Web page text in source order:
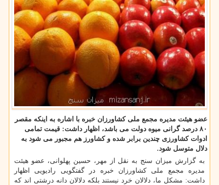
عضو هیئت مدیره مجمع ملی کشاورزان خبره با اشاره به اینکه مقصر
۸۰ درصد گرانی میوه دولت می باشد، اظهار داشت: قیمت تمامی
ادوات کشاورزی چندین برابر شده و کشاورز هم مجبور می شود به
دلال متوسل شود.
به گزارش میزان سنج به نقل از مهر، حسین پهلوانی، عضو هیئت
مدیره مجمع ملی کشاورزان خبره در گفتگویی رادیویی اظهار
داشت: مشکل ما، دلالان خرد نیستند بلکه دلالان دانه درشتی اند که